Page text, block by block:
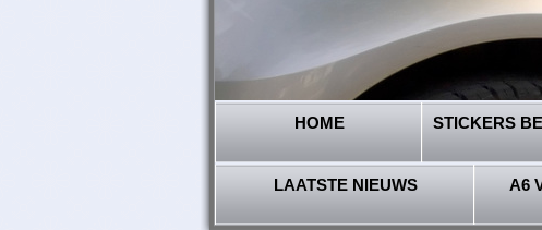
HOME STICKERS
LAATSTE NIEUWS A6